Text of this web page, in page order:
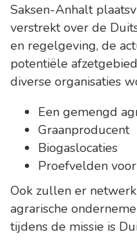
Saksen-Anhalt
verstrekt over de
en regelgeving, de
potentiële
diverse organisaties
Een gemengd
Graanproducent
Biogaslocaties
Proefvelden
Ook zullen er
agrarische
tijdens de missie is